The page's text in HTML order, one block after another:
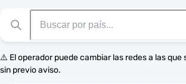
⚠️ El operador puede cambiar las redes a las que
sin previo aviso.